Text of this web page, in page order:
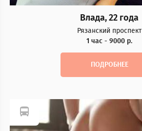
Влада, 22 года
Рязанский проспект
1 час - 9000 р.
ПОДРОБНЕЕ